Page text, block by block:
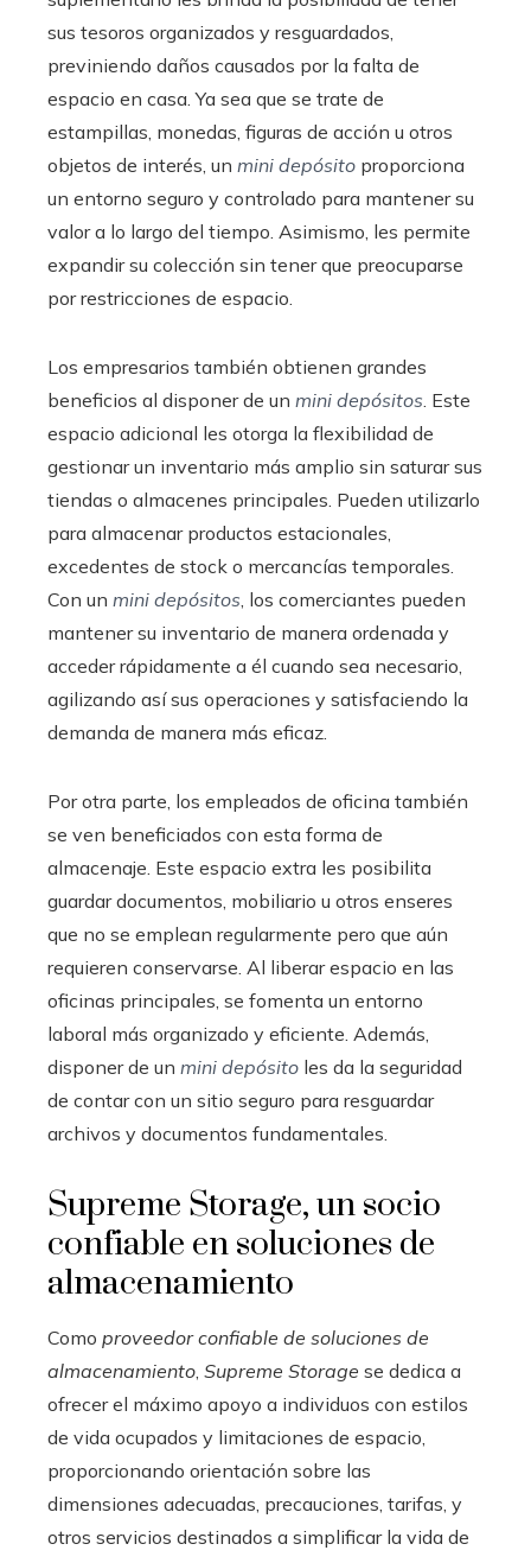
sus tesoros organizados y resguardados,
previniendo daños causados por la falta de
espacio en casa. Ya sea que se trate de
estampillas, monedas, figuras de acción u otros
objetos de interés, un mini depósito proporciona
un entorno seguro y controlado para mantener su
valor a lo largo del tiempo. Asimismo, les permite
expandir su colección sin tener que preocuparse
por restricciones de espacio.
Los empresarios también obtienen grandes
beneficios al disponer de un mini depósitos . Este
espacio adicional les otorga la flexibilidad de
gestionar un inventario más amplio sin saturar sus
tiendas o almacenes principales. Pueden utilizarlo
para almacenar productos estacionales,
excedentes de stock o mercancías temporales.
Con un mini depósitos , los comerciantes pueden
mantener su inventario de manera ordenada y
acceder rápidamente a él cuando sea necesario,
agilizando así sus operaciones y satisfaciendo la
demanda de manera más eficaz.
Por otra parte, los empleados de oficina también
se ven beneficiados con esta forma de
almacenaje. Este espacio extra les posibilita
guardar documentos, mobiliario u otros enseres
que no se emplean regularmente pero que aún
requieren conservarse. Al liberar espacio en las
oficinas principales, se fomenta un entorno
laboral más organizado y eficiente. Además,
disponer de un mini depósito les da la seguridad
de contar con un sitio seguro para resguardar
archivos y documentos fundamentales.
Supreme Storage, un socio
confiable en soluciones de
almacenamiento
Como proveedor confiable de soluciones de
almacenamiento Supreme Storage se dedica a
ofrecer el máximo apoyo a individuos con estilos
de vida ocupados y limitaciones de espacio,
proporcionando orientación sobre las
dimensiones adecuadas, precauciones, tarifas, y
otros servicios destinados a simplificar la vida de